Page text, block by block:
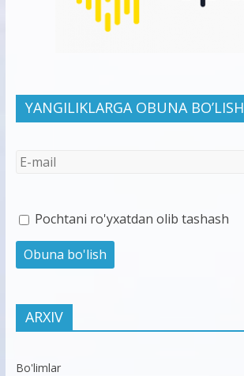
YANGILIKLARGA OBUNA BO’LISH
Pochtani ro'yxatdan olib tashash
ARXIV
Bo'limlar